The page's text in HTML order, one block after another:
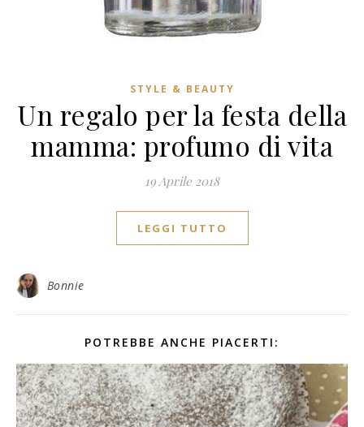
STYLE & BEAUTY
Un regalo per la festa della
mamma: profumo di vita
19 Aprile 2018
LEGGI TUTTO
Bonnie
POTREBBE ANCHE PIACERTI: